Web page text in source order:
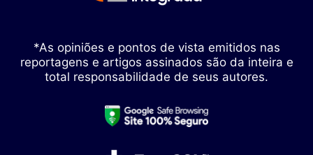
*As opiniões e pontos de vista emitidos nas
reportagens e artigos assinados são da inteira e
total responsabilidade de seus autores.